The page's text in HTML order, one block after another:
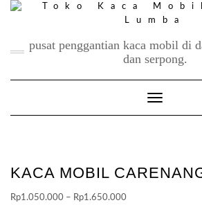
Skip
pusat penggantian kaca mobil di
dan serpong.
Toggle
KACA MOBIL
Rp1.050.000 – Rp1.650.000